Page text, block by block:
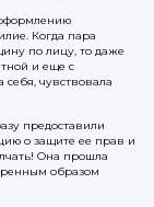
Когда пара
по лицу, то даже
и еще с
чувствовала
предоставили
о защите ее прав и
Она прошла
образом